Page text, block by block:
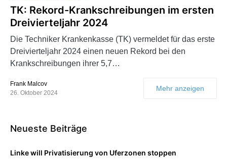
TK: Rekord-Krankschreibungen im ersten
Dreivierteljahr 2024
Die Techniker Krankenkasse (TK) vermeldet für das erste
Dreivierteljahr 2024 einen neuen Rekord bei den
Krankschreibungen ihrer 5,7…
Frank Malcov
26. Oktober 2024
Mehr anzeigen
Neueste Beiträge
Linke will Privatisierung von Uferzonen stoppen